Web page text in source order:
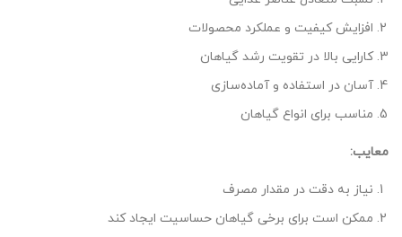
افزایش کیفیت و عملکرد محصولات
کارایی بالا در تقویت رشد گیاهان
آسان در استفاده و آماده‌سازی
مناسب برای انواع گیاهان
معایب:
نیاز به دقت در مقدار مصرف
ممکن است برای برخی گیاهان حساسیت ایجاد کند